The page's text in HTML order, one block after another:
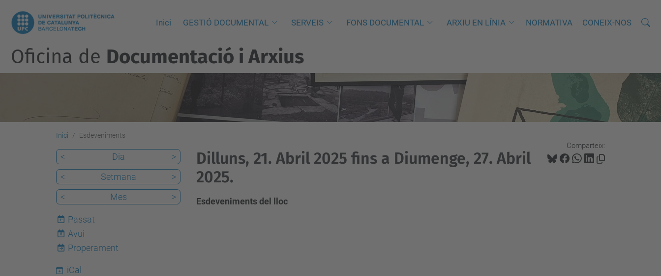
Inici GESTIÓ DOCUMENTAL SERVEIS FONS DOCUMENTAL ARXIU EN LÍNIA NORMATIVA CONEIX-NOS Cerca
C
v
a
Oficina de Documentació i Arxius
Inici Esdeveniments
Comparteix:
Dilluns, 21. Abril 2025 fins a Diumenge, 27. Abril
2025.
Esdeveniments del lloc
< Dia
>
<
Setmana
>
<
Mes >
Passat
8
Avui
Properament
iCal